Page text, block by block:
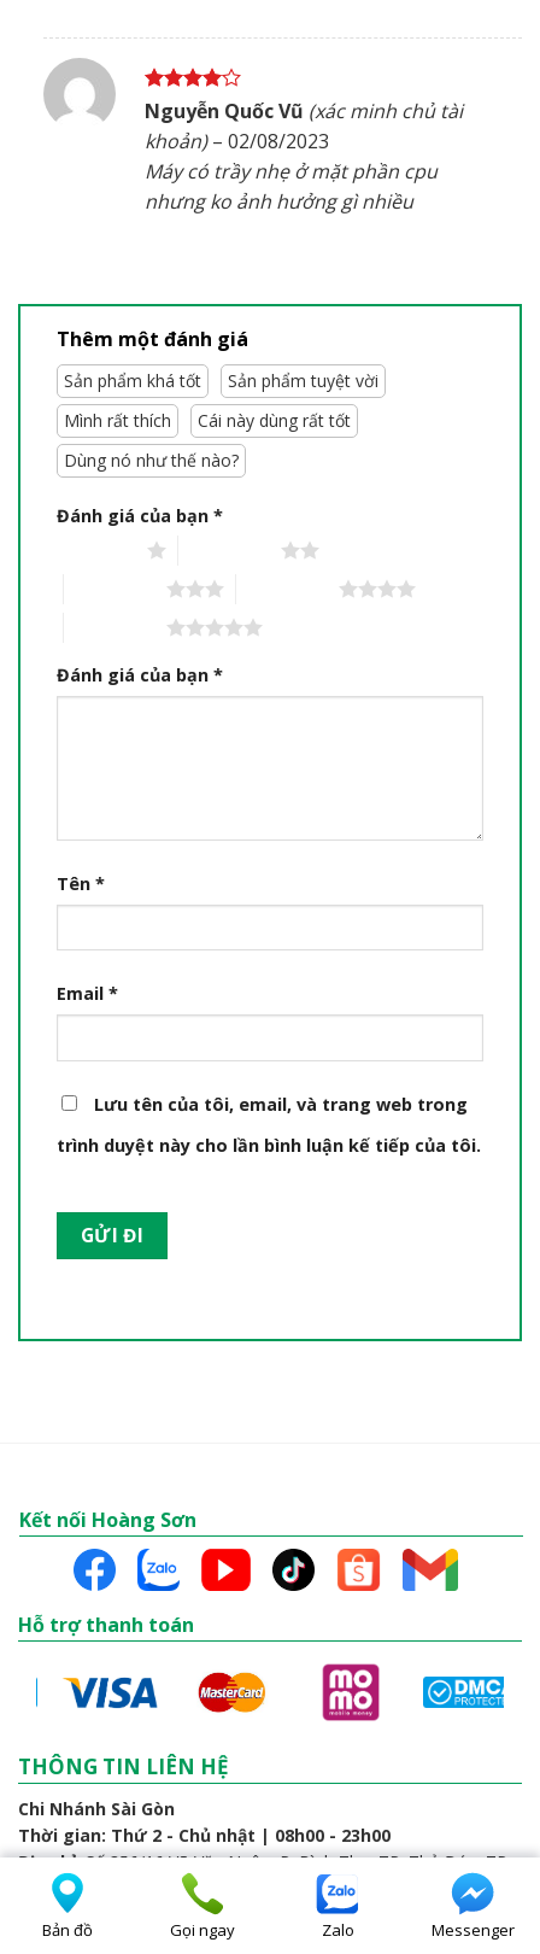
Được
xếp hạng
45 sao
Nguyễn Quốc Vũ (xác minh chủ tài
khoản) – 02/08/2023
Máy có trầy nhẹ ở mặt phần cpu
nhưng ko ảnh hưởng gì nhiều
Thêm một đánh giá
Sản phẩm khá tốt
Sản phẩm tuyệt vời
Mình rất thích
Cái này dùng rất tốt
Dùng nó như thế nào?
Đánh giá của bạn *
Đánh giá của bạn *
Tên *
Email *
Lưu tên của tôi, email, và trang web trong
trình duyệt này cho lần bình luận kế tiếp của tôi.
Bản đồ Gọi ngay Zalo Messenger
Kết nối Hoàng Sơn
Hỗ trợ thanh toán
THÔNG TIN LIÊN HỆ
Chi Nhánh Sài Gòn
Thời gian: Thứ 2 - Chủ nhật | 08h00 - 23h00
Địa chỉ:Số 356/16 Võ Văn Ngân, P. Bình Thọ, TP. Thủ Đức, TP.
HCM
Kinh Doanh
: 0969.763.194 Mr Sơn - 0374.565.265 Mr Bảo Long
Kỹ Thuật:
0866.981.600 Mr Sơn